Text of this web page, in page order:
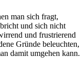
man sich fragt,
und sich nicht
und frustrierend
Gründe beleuchten,
damit umgehen kann.